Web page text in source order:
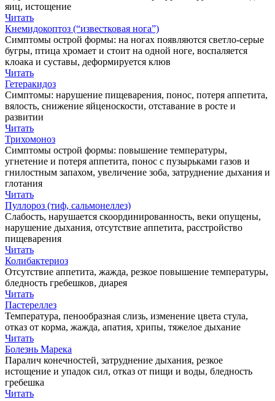
яиц, истощение
Читать
Кнемидокоптоз (“известковая нога”)
Симптомы острой формы: на ногах появляются светло-серые
бугры, птица хромает и стоит на одной ноге, воспаляется
клоака и суставы, деформируется клюв
Читать
Гетеракидоз
Симптомы: нарушение пищеварения, понос, потеря аппетита,
вялость, снижение яйценоскости, отставание в росте и
развитии
Читать
Трихомоноз
Симптомы острой формы: повышение температуры,
угнетение и потеря аппетита, понос с пузырьками газов и
гнилостным запахом, увеличение зоба, затруднение дыхания и
глотания
Читать
Пуллороз (тиф, сальмонеллез)
Слабость, нарушается скоординированность, веки опущены,
нарушение дыхания, отсутствие аппетита, расстройство
пищеварения
Читать
Колибактериоз
Отсутствие аппетита, жажда, резкое повышение температуры,
бледность гребешков, диарея
Читать
Пастереллез
Температура, пенообразная слизь, изменение цвета стула,
отказ от корма, жажда, апатия, хрипы, тяжелое дыхание
Читать
Болезнь Марека
Паралич конечностей, затруднение дыхания, резкое
истощение и упадок сил, отказ от пищи и воды, бледность
гребешка
Читать